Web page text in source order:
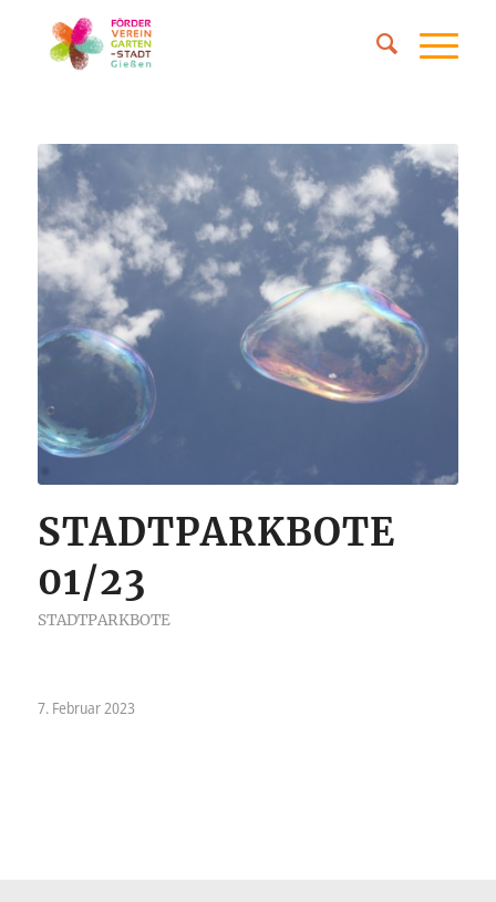
STADTPARKBOTE
01/23
STADTPARKBOTE
7. Februar 2023